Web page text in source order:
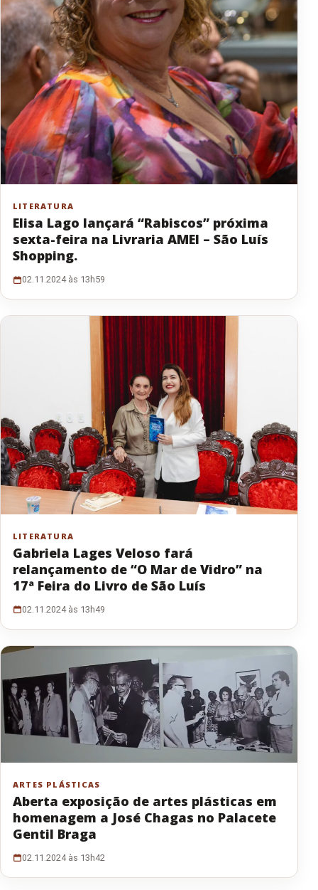
LITERATURA
Elisa Lago lançará “Rabiscos” próxima
sexta-feira na Livraria AMEI – São Luís
Shopping.
02.11.2024 às 13h59
LITERATURA
Gabriela Lages Veloso fará
relançamento de “O Mar de Vidro” na
17ª Feira do Livro de São Luís
02.11.2024 às 13h49
ARTES PLÁSTICAS
Aberta exposição de artes plásticas em
homenagem a José Chagas no Palacete
Gentil Braga
02.11.2024 às 13h42